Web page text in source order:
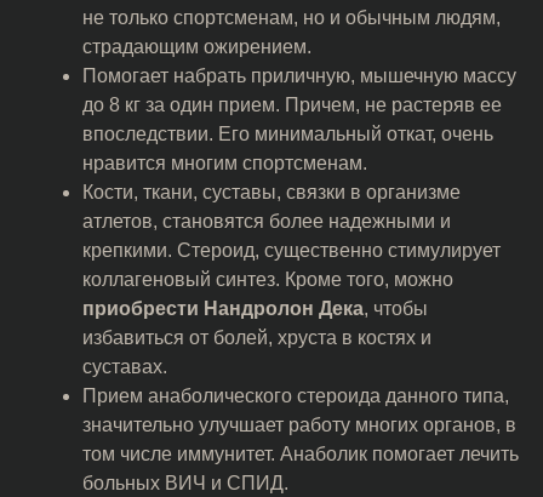
не только спортсменам, но и обычным людям,
страдающим ожирением.
Помогает набрать приличную, мышечную массу
до 8 кг за один прием. Причем, не растеряв ее
впоследствии. Его минимальный откат, очень
нравится многим спортсменам.
Кости, ткани, суставы, связки в организме
атлетов, становятся более надежными и
крепкими. Стероид, существенно стимулирует
коллагеновый синтез. Кроме того, можно
приобрести Нандролон Дека, чтобы
избавиться от болей, хруста в костях и
суставах.
Прием анаболического стероида данного типа,
значительно улучшает работу многих органов, в
том числе иммунитет. Анаболик помогает лечить
больных ВИЧ и СПИД.